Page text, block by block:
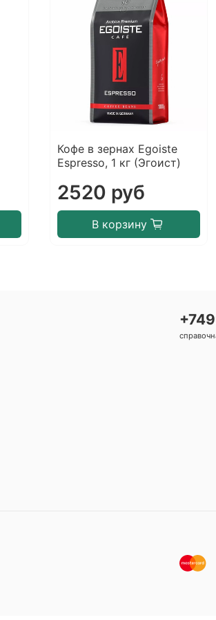
Кофе в зернах Egoiste
Espresso, 1 кг (Эгоист)
2520 руб
В корзину